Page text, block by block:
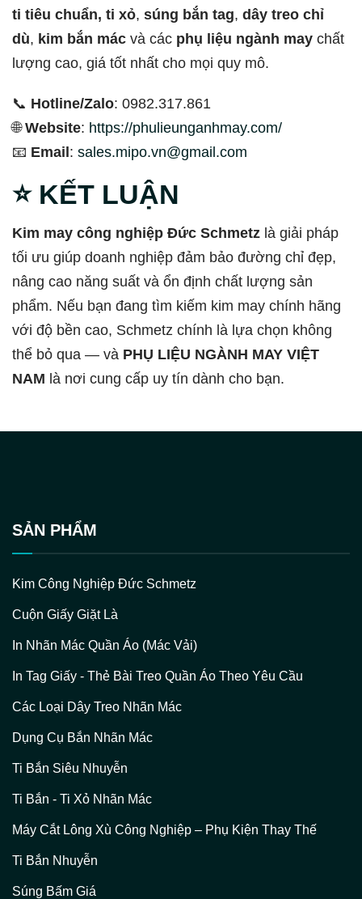
ti tiêu chuẩn, ti xỏ, súng bắn tag, dây treo chỉ
dù, kim bắn mác và các phụ liệu ngành may chất
lượng cao, giá tốt nhất cho mọi quy mô.
📞 Hotline/Zalo: 0982.317.861
🌐Website: https://phulieunganhmay.com/
📧 Email : sales.mipo.vn@gmail.com
⭐ KẾT LUẬN
Kim may công nghiệp Đức Schmetz là giải pháp
tối ưu giúp doanh nghiệp đảm bảo đường chỉ đẹp,
nâng cao năng suất và ổn định chất lượng sản
phẩm. Nếu bạn đang tìm kiếm kim may chính hãng
với độ bền cao, Schmetz chính là lựa chọn không
thể bỏ qua — và PHỤ LIỆU NGÀNH MAY VIỆT
NAM là nơi cung cấp uy tín dành cho bạn.
SẢN PHẨM
Kim Công Nghiệp Đức Schmetz
Cuộn Giấy Giặt Là
In Nhãn Mác Quần Áo (Mác Vải)
In Tag Giấy - Thẻ Bài Treo Quần Áo Theo Yêu Cầu
Các Loại Dây Treo Nhãn Mác
Dụng Cụ Bắn Nhãn Mác
Ti Bắn Siêu Nhuyễn
Ti Bắn - Ti Xỏ Nhãn Mác
Máy Cắt Lông Xù Công Nghiệp – Phụ Kiện Thay Thế
Ti Bắn Nhuyễn
Súng Bấm Giá